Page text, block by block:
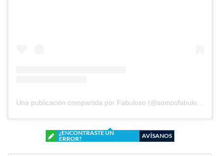
Una publicación compartida por Fabuloso (@somosfabuloso)
¿ENCONTRASTE UN
ERROR?
AVÍSANOS